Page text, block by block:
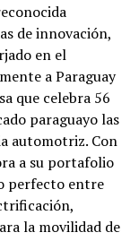
de innovación,
en el
a Paraguay
que celebra 56
paraguayo las
automotriz. Con
a su portafolio
perfecto entre
la movilidad de